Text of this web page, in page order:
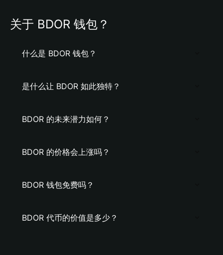
关于 BDOR 钱包？
什么是 BDOR 钱包？
是什么让 BDOR 如此独特？
BDOR 的未来潜力如何？
BDOR 的价格会上涨吗？
BDOR 钱包免费吗？
BDOR 代币的价值是多少？